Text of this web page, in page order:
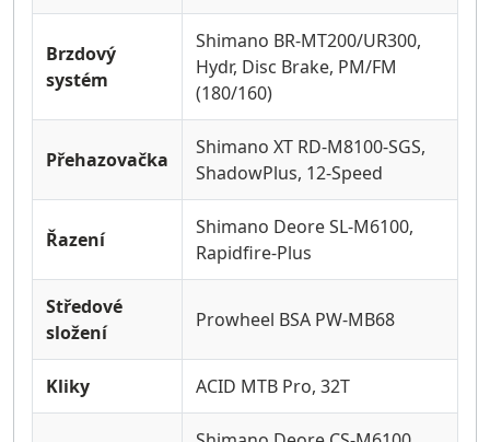
Brzdový
systém
Shimano BR-MT200/UR300,
Hydr, Disc Brake, PM/FM
(180/160)
Přehazovačka
Shimano XT RD-M8100-SGS,
ShadowPlus, 12-Speed
Řazení
Shimano Deore SL-M6100,
Rapidfire-Plus
Středové
složení
Prowheel BSA PW-MB68
Kliky ACID MTB Pro, 32T